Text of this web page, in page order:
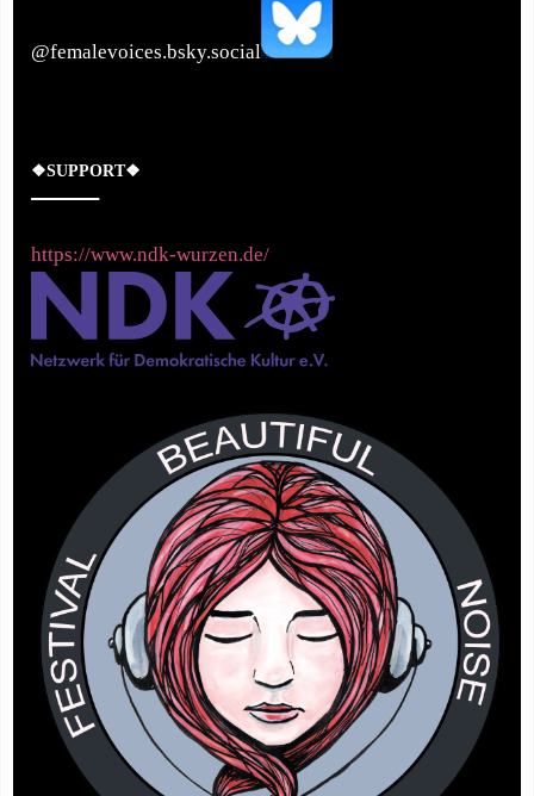
‪@femalevoices.bsky.social‬
❖SUPPORT❖
https://www.ndk-wurzen.de/